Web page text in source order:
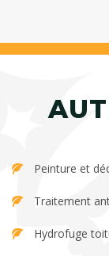
Peinture et
Traitement
Hydrofuge